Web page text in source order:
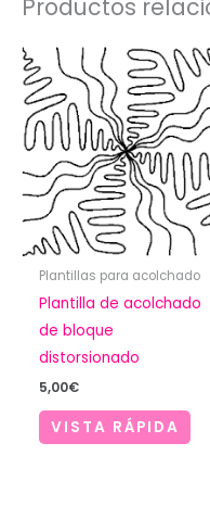
Productos
Plantillas para acolchado
Plantilla de acolchado
de bloque
distorsionado
5,00€
VISTA RÁPIDA